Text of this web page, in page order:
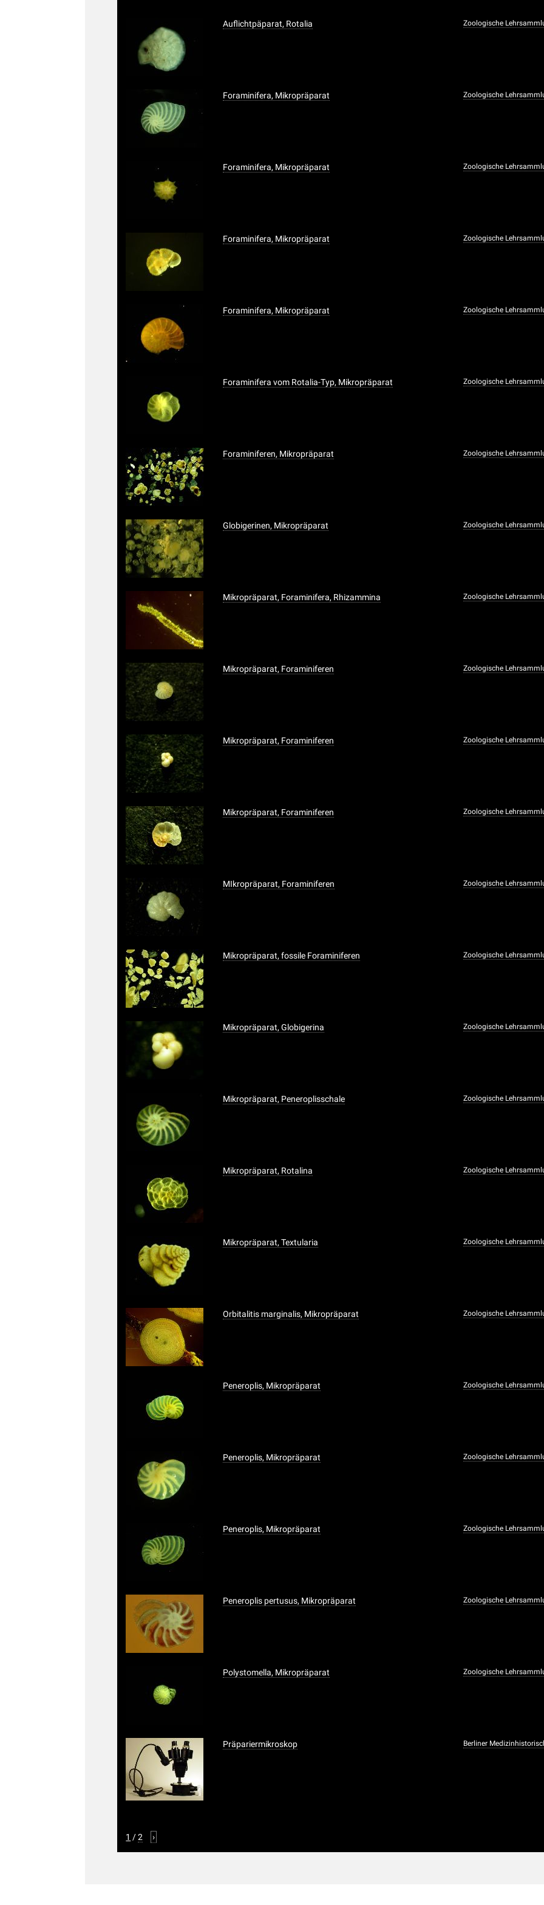
Auflichtpäparat, Rotalia Zoologische
Foraminifera, Mikropräparat Zoologische
Foraminifera, Mikropräparat Zoologische
Foraminifera, Mikropräparat Zoologische
Foraminifera, Mikropräparat Zoologische
Foraminifera vom Rotalia-Typ, Mikropräparat Zoologische
Foraminiferen, Mikropräparat Zoologische
Globigerinen, Mikropräparat Zoologische
Mikropräparat, Foraminifera, Rhizammina Zoologische
Mikropräparat, Foraminiferen Zoologische
Mikropräparat, Foraminiferen Zoologische
Mikropräparat, Foraminiferen Zoologische
MIkropräparat, Foraminiferen Zoologische
Mikropräparat, fossile Foraminiferen Zoologische
Mikropräparat, Globigerina Zoologische
Mikropräparat, Peneroplisschale Zoologische
Mikropräparat, Rotalina Zoologische
Mikropräparat, Textularia Zoologische
Orbitalitis marginalis, Mikropräparat Zoologische
Peneroplis, Mikropräparat Zoologische
Peneroplis, Mikropräparat Zoologische
Peneroplis, Mikropräparat Zoologische
Peneroplis pertusus, Mikropräparat Zoologische
Polystomella, Mikropräparat Zoologische
Präpariermikroskop Berliner
1 /2 ›